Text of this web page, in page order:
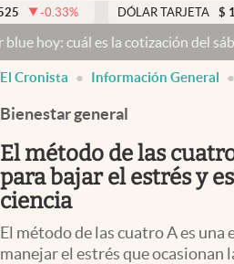
Economía y Política
Finanzas y Mercados
Mercados Online
Negocios
Columnistas
Otras secciones
Infotechnology
DÓLAR TARJETA $ 1976 0.00%
la cotización del sábado 8 de
El Cronista Información General
Bienestar general
El método de las
para bajar el estrés y
ciencia
El método de las cuatro A es
manejar el estrés que ocasionan